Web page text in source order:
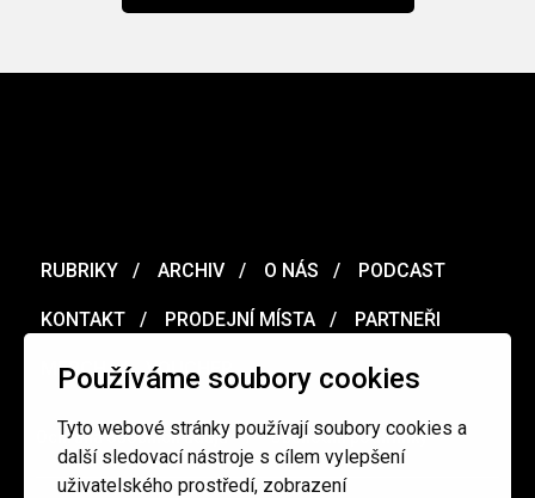
Používáme soubory cookies
Tyto webové stránky používají soubory cookies a
další sledovací nástroje s cílem vylepšení
uživatelského prostředí, zobrazení
RUBRIKY ARCHIV O NÁS PODCAST
KONTAKT PRODEJNÍ MÍSTA PARTNEŘI
MERCH VOUCHER
Ochrana osobních údajů / Obchodní podmínky